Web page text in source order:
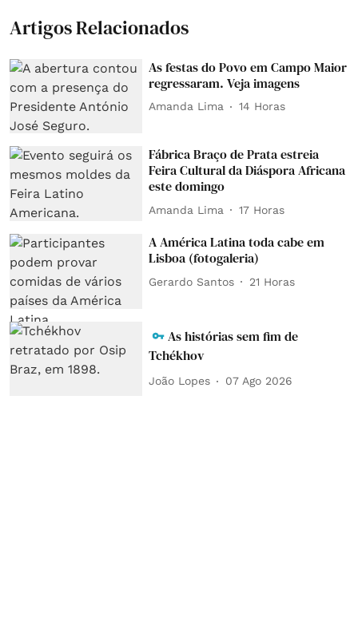
Artigos Relacionados
As festas do Povo em Campo Maior
regressaram. Veja imagens
Amanda Lima 14 Horas
Fábrica Braço de Prata estreia
Feira Cultural da Diáspora Africana
este domingo
Amanda Lima 17 Horas
A América Latina toda cabe em
Lisboa (fotogaleria)
Gerardo Santos 21 Horas
As histórias sem fim de
Tchékhov
João Lopes 07 Ago 2026